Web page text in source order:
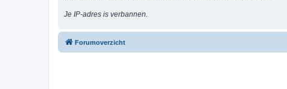
Je IP-adres is verbannen.
Forumoverzicht